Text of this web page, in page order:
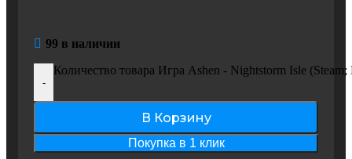
99 в наличии
-
Количество товара Игра Ashen - Nightstorm Isle
В Корзину
Покупка в 1 клик